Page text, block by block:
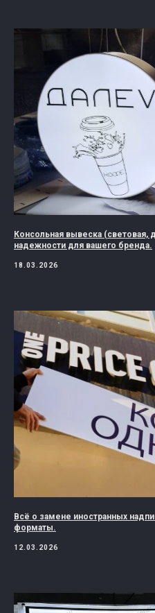
Консольная вывеска (световая,
надежности для вашего бренда.
18.03.2026
Всё о замене иностранных
форматы.
12.03.2026